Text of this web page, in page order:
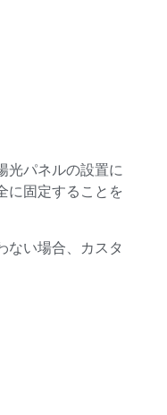
光パネルの設置に
に固定することを
ない場合、カスタ